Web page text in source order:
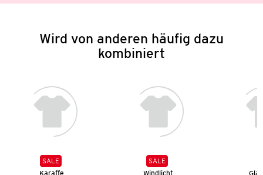
Wird von anderen häufig dazu
kombiniert
SALE
Karaffe
SALE
Windlicht